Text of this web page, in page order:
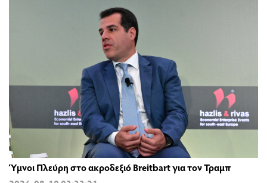
Ύμνοι Πλεύρη στο ακροδεξιό Breitbart για τον Τραμπ